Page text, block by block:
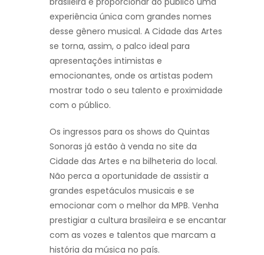
experiência única com grandes nomes
desse gênero musical. A Cidade das Artes
se torna, assim, o palco ideal para
apresentações intimistas e
emocionantes, onde os artistas podem
mostrar todo o seu talento e proximidade
com o público.
Os ingressos para os shows do Quintas
Sonoras já estão à venda no site da
Cidade das Artes e na bilheteria do local.
Não perca a oportunidade de assistir a
grandes espetáculos musicais e se
emocionar com o melhor da MPB. Venha
prestigiar a cultura brasileira e se encantar
com as vozes e talentos que marcam a
história da música no país.